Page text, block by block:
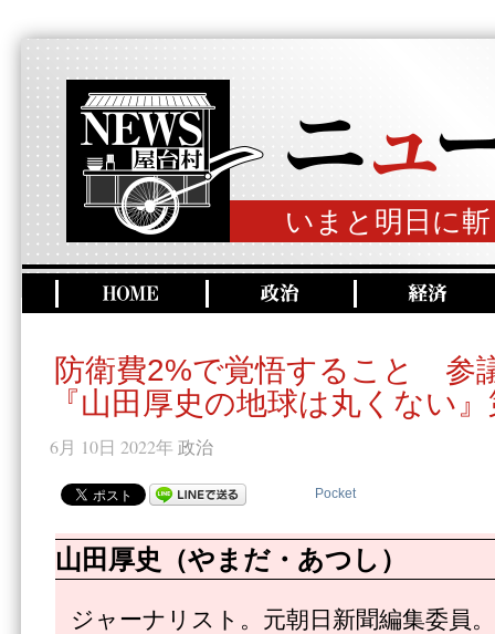
いまと明日に
防衛費2%で覚悟すること 参
『山田厚史の地球は丸くない
6月 10日 2022年 政治
Pocket
山田厚史（やまだ・あつし）
ジャーナリスト。元朝日新聞編集委員